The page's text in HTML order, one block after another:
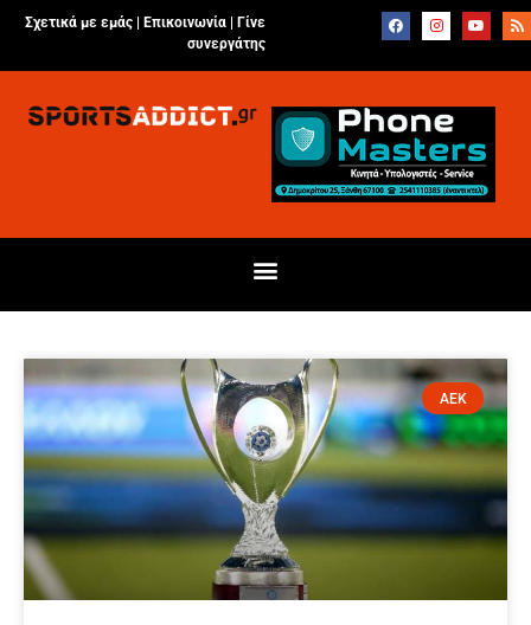
Σχετικά με εμάς | Επικοινωνία
Γίνε
συνεργάτης
ΑΕΚ